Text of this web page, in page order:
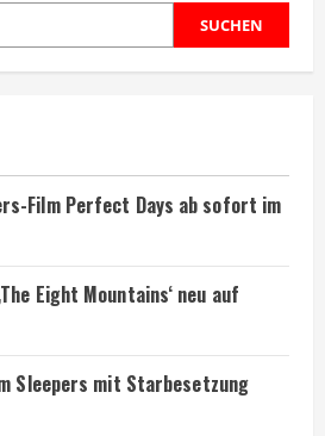
SUCHEN
Film Perfect Days ab sofort im
Eight Mountains‘ neu auf
Sleepers mit Starbesetzung